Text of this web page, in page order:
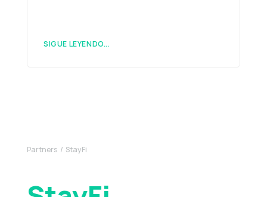
SIGUE LEYENDO...
Partners StayFi